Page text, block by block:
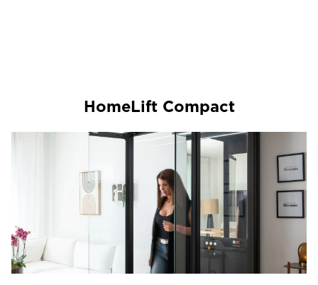
HomeLift Compact